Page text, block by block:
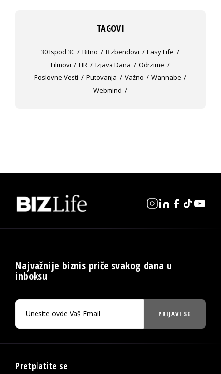
TAGOVI
30 Ispod 30 Bitno Bizbendovi
Easy Life
Filmovi
HR Izjava Dana
Odrzime
Poslovne Vesti
Putovanja Važno
Wannabe
Webmind
Najvažnije biznis priče svakog dana u
inboksu
PRIJAVI SE
Pretplatite se